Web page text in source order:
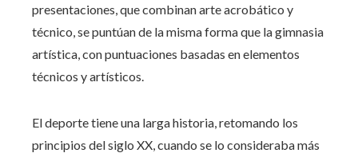
presentaciones, que combinan arte acrobático y
técnico, se puntúan de la misma forma que la gimnasia
artística, con puntuaciones basadas en elementos
técnicos y artísticos.
El deporte tiene una larga historia, retomando los
principios del siglo XX, cuando se lo consideraba más